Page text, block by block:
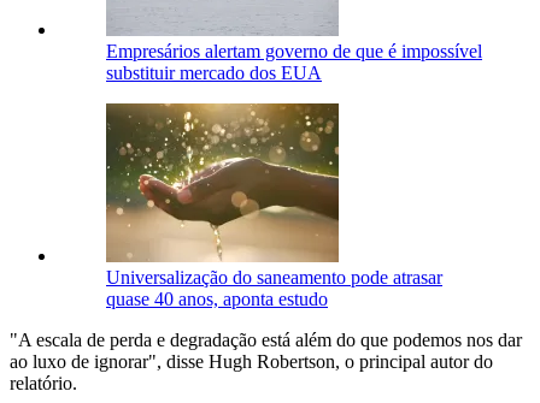
Empresários alertam governo de que é impossível
substituir mercado dos EUA
Universalização do saneamento pode atrasar
quase 40 anos, aponta estudo
"A escala de perda e degradação está além do que podemos nos dar
ao luxo de ignorar", disse Hugh Robertson, o principal autor do
relatório.